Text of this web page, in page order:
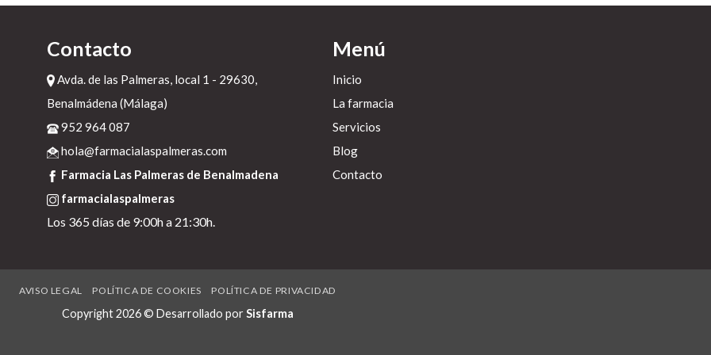
Contacto
Avda. de las Palmeras, local 1 - 29630,
Benalmádena (Málaga)
952 964 087
hola@farmacialaspalmeras.com
Farmacia Las Palmeras de Benalmadena
farmacialaspalmeras
Los 365 días de 9:00h a 21:30h.
Menú
Inicio
La farmacia
Servicios
Blog
Contacto
AVISO LEGAL POLÍTICA DE COOKIES POLÍTICA DE PRIVACIDAD
Copyright 2026 © Desarrollado por Sisfarma